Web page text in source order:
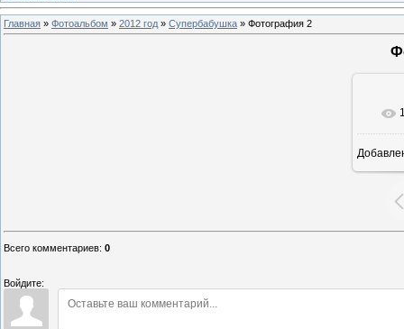
Главная » Фотоальбом » 2012 год » Супербабушка » Фотография 2
Всего комментариев: 0
Войдите: